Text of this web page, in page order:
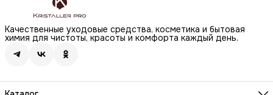
Качественные уходовые средства, косметика и бытовая
химия для чистоты, красоты и комфорта каждый день.